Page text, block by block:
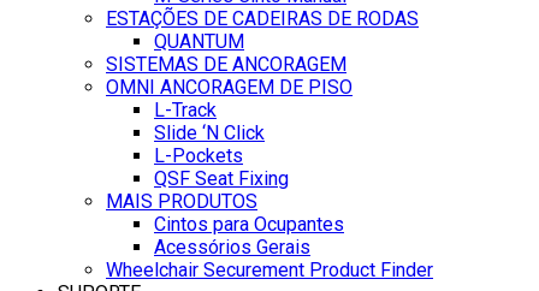
ESTAÇÕES DE CADEIRAS DE RODAS
QUANTUM
SISTEMAS DE ANCORAGEM
OMNI ANCORAGEM DE PISO
L-Track
Slide ‘N Click
L-Pockets
QSF Seat Fixing
MAIS PRODUTOS
Cintos para Ocupantes
Acessórios Gerais
Wheelchair Securement Product Finder